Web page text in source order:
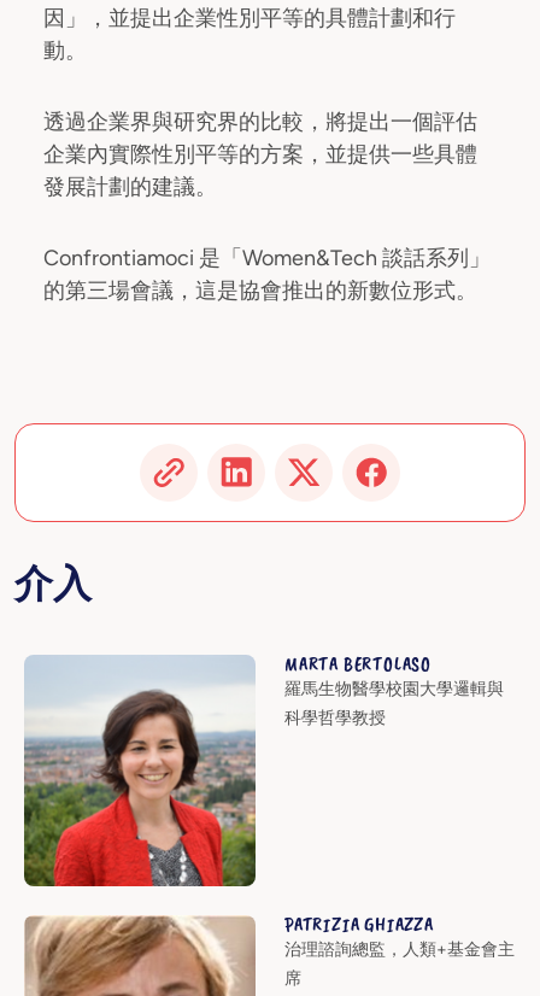
因」，並提出企業性別平等的具體計劃和行
動。
透過企業界與研究界的比較，將提出一個評估
企業內實際性別平等的方案，並提供一些具體
發展計劃的建議。
Confrontiamoci 是「Women&Tech 談話系列」
的第三場會議，這是協會推出的新數位形式。
介入
MARTA BERTOLASO
羅馬生物醫學校園大學邏輯與
科學哲學教授
PATRIZIA GHIAZZA
治理諮詢總監，人類+基金會主
席